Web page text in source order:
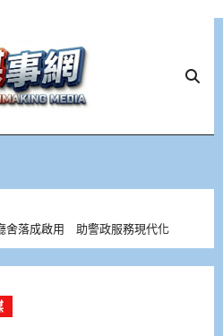
舍落成啟用 助警政服務現代化